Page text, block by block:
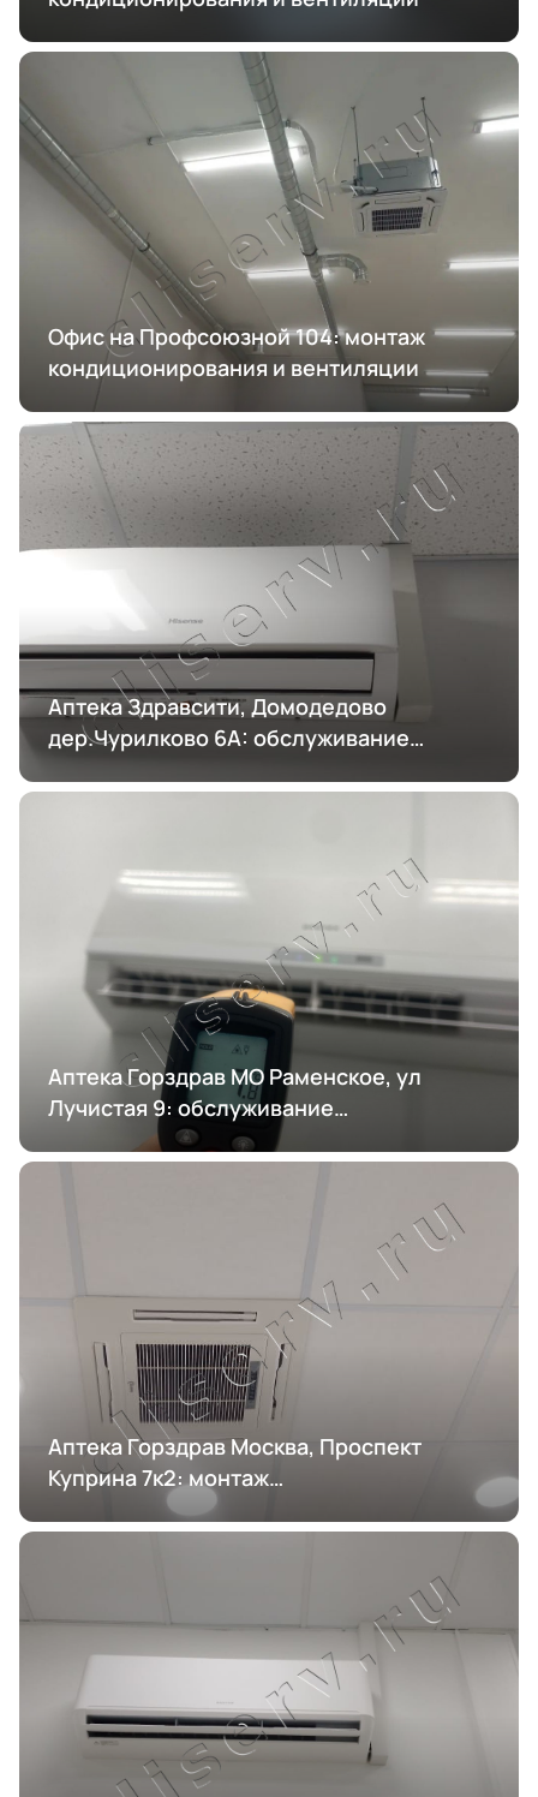
Офис на Профсоюзной 104: монтаж
кондиционирования и вентиляции
Аптека Здравсити, Домодедово
дер.Чурилково 6А: обслуживание
Аптека Горздрав МО Раменское, ул
Лучистая 9: обслуживание
кондиционирования
Аптека Горздрав Москва, Проспект
Куприна 7к2: монтаж
кондиционирования